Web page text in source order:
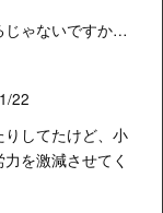
じゃないですか…
22
してたけど、小
を激減させてく